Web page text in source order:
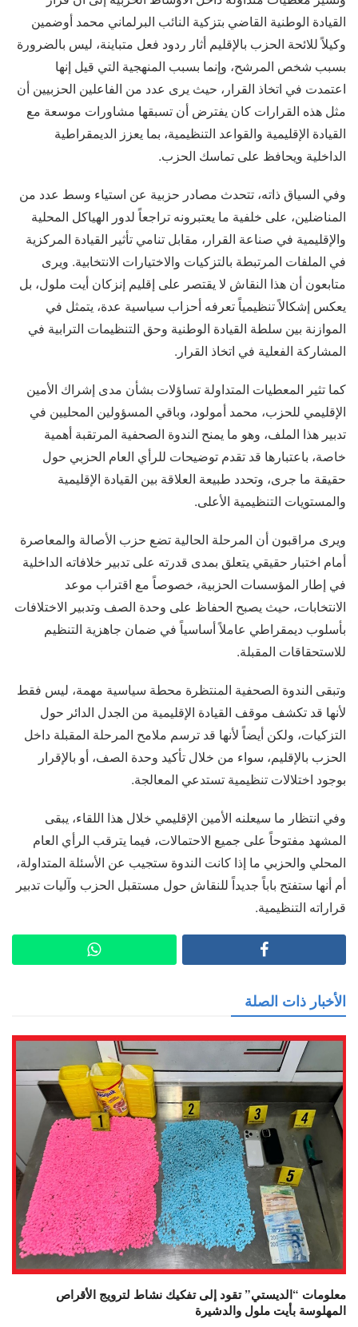
القيادة الوطنية القاضي بتزكية النائب البرلماني محمد أوضمين
وكيلاً للائحة الحزب بالإقليم أثار ردود فعل متباينة، ليس بالضرورة
بسبب شخص المرشح، وإنما بسبب المنهجية التي قيل إنها
اعتمدت في اتخاذ القرار، حيث يرى عدد من الفاعلين الحزبيين أن
مثل هذه القرارات كان يفترض أن تسبقها مشاورات موسعة مع
القيادة الإقليمية والقواعد التنظيمية، بما يعزز الديمقراطية
الداخلية ويحافظ على تماسك الحزب.
وفي السياق ذاته، تتحدث مصادر حزبية عن استياء وسط عدد من
المناضلين، على خلفية ما يعتبرونه تراجعاً لدور الهياكل المحلية
والإقليمية في صناعة القرار، مقابل تنامي تأثير القيادة المركزية
في الملفات المرتبطة بالتزكيات والاختيارات الانتخابية. ويرى
متابعون أن هذا النقاش لا يقتصر على إقليم إنزكان أيت ملول، بل
يعكس إشكالاً تنظيمياً تعرفه أحزاب سياسية عدة، يتمثل في
الموازنة بين سلطة القيادة الوطنية وحق التنظيمات الترابية في
المشاركة الفعلية في اتخاذ القرار.
كما تثير المعطيات المتداولة تساؤلات بشأن مدى إشراك الأمين
الإقليمي للحزب، محمد أمولود، وباقي المسؤولين المحليين في
تدبير هذا الملف، وهو ما يمنح الندوة الصحفية المرتقبة أهمية
خاصة، باعتبارها قد تقدم توضيحات للرأي العام الحزبي حول
حقيقة ما جرى، وتحدد طبيعة العلاقة بين القيادة الإقليمية
والمستويات التنظيمية الأعلى.
ويرى مراقبون أن المرحلة الحالية تضع حزب الأصالة والمعاصرة
أمام اختبار حقيقي يتعلق بمدى قدرته على تدبير خلافاته الداخلية
في إطار المؤسسات الحزبية، خصوصاً مع اقتراب موعد
الانتخابات، حيث يصبح الحفاظ على وحدة الصف وتدبير الاختلافات
بأسلوب ديمقراطي عاملاً أساسياً في ضمان جاهزية التنظيم
للاستحقاقات المقبلة.
وتبقى الندوة الصحفية المنتظرة محطة سياسية مهمة، ليس فقط
لأنها قد تكشف موقف القيادة الإقليمية من الجدل الدائر حول
التزكيات، ولكن أيضاً لأنها قد ترسم ملامح المرحلة المقبلة داخل
الحزب بالإقليم، سواء من خلال تأكيد وحدة الصف، أو بالإقرار
بوجود اختلالات تنظيمية تستدعي المعالجة.
وفي انتظار ما سيعلنه الأمين الإقليمي خلال هذا اللقاء، يبقى
المشهد مفتوحاً على جميع الاحتمالات، فيما يترقب الرأي العام
المحلي والحزبي ما إذا كانت الندوة ستجيب عن الأسئلة المتداولة،
أم أنها ستفتح باباً جديداً للنقاش حول مستقبل الحزب وآليات تدبير
قراراته التنظيمية.
الأخبار ذات الصلة
معلومات “الديستي” تقود إلى تفكيك نشاط لترويج الأقراص
المهلوسة بأيت ملول والدشيرة